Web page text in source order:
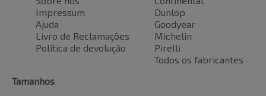
Impressum
Ajuda
Livro de Reclamações
Política de devolução
Dunlop
Goodyear
Michelin
Pirelli
Todos os fabricantes
Tamanhos